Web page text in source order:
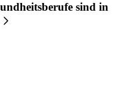
sind in